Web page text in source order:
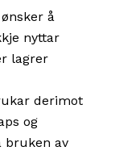
å
nyttar
lagrer
derimot
og
bruken av